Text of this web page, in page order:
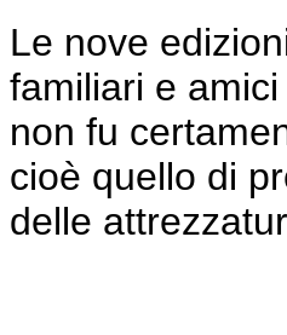
Le nove
familiari e
non fu
cioè quello di
delle